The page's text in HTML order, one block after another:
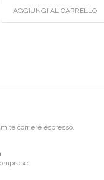
AGGIUNGI AL CARRELLO
corriere espresso.